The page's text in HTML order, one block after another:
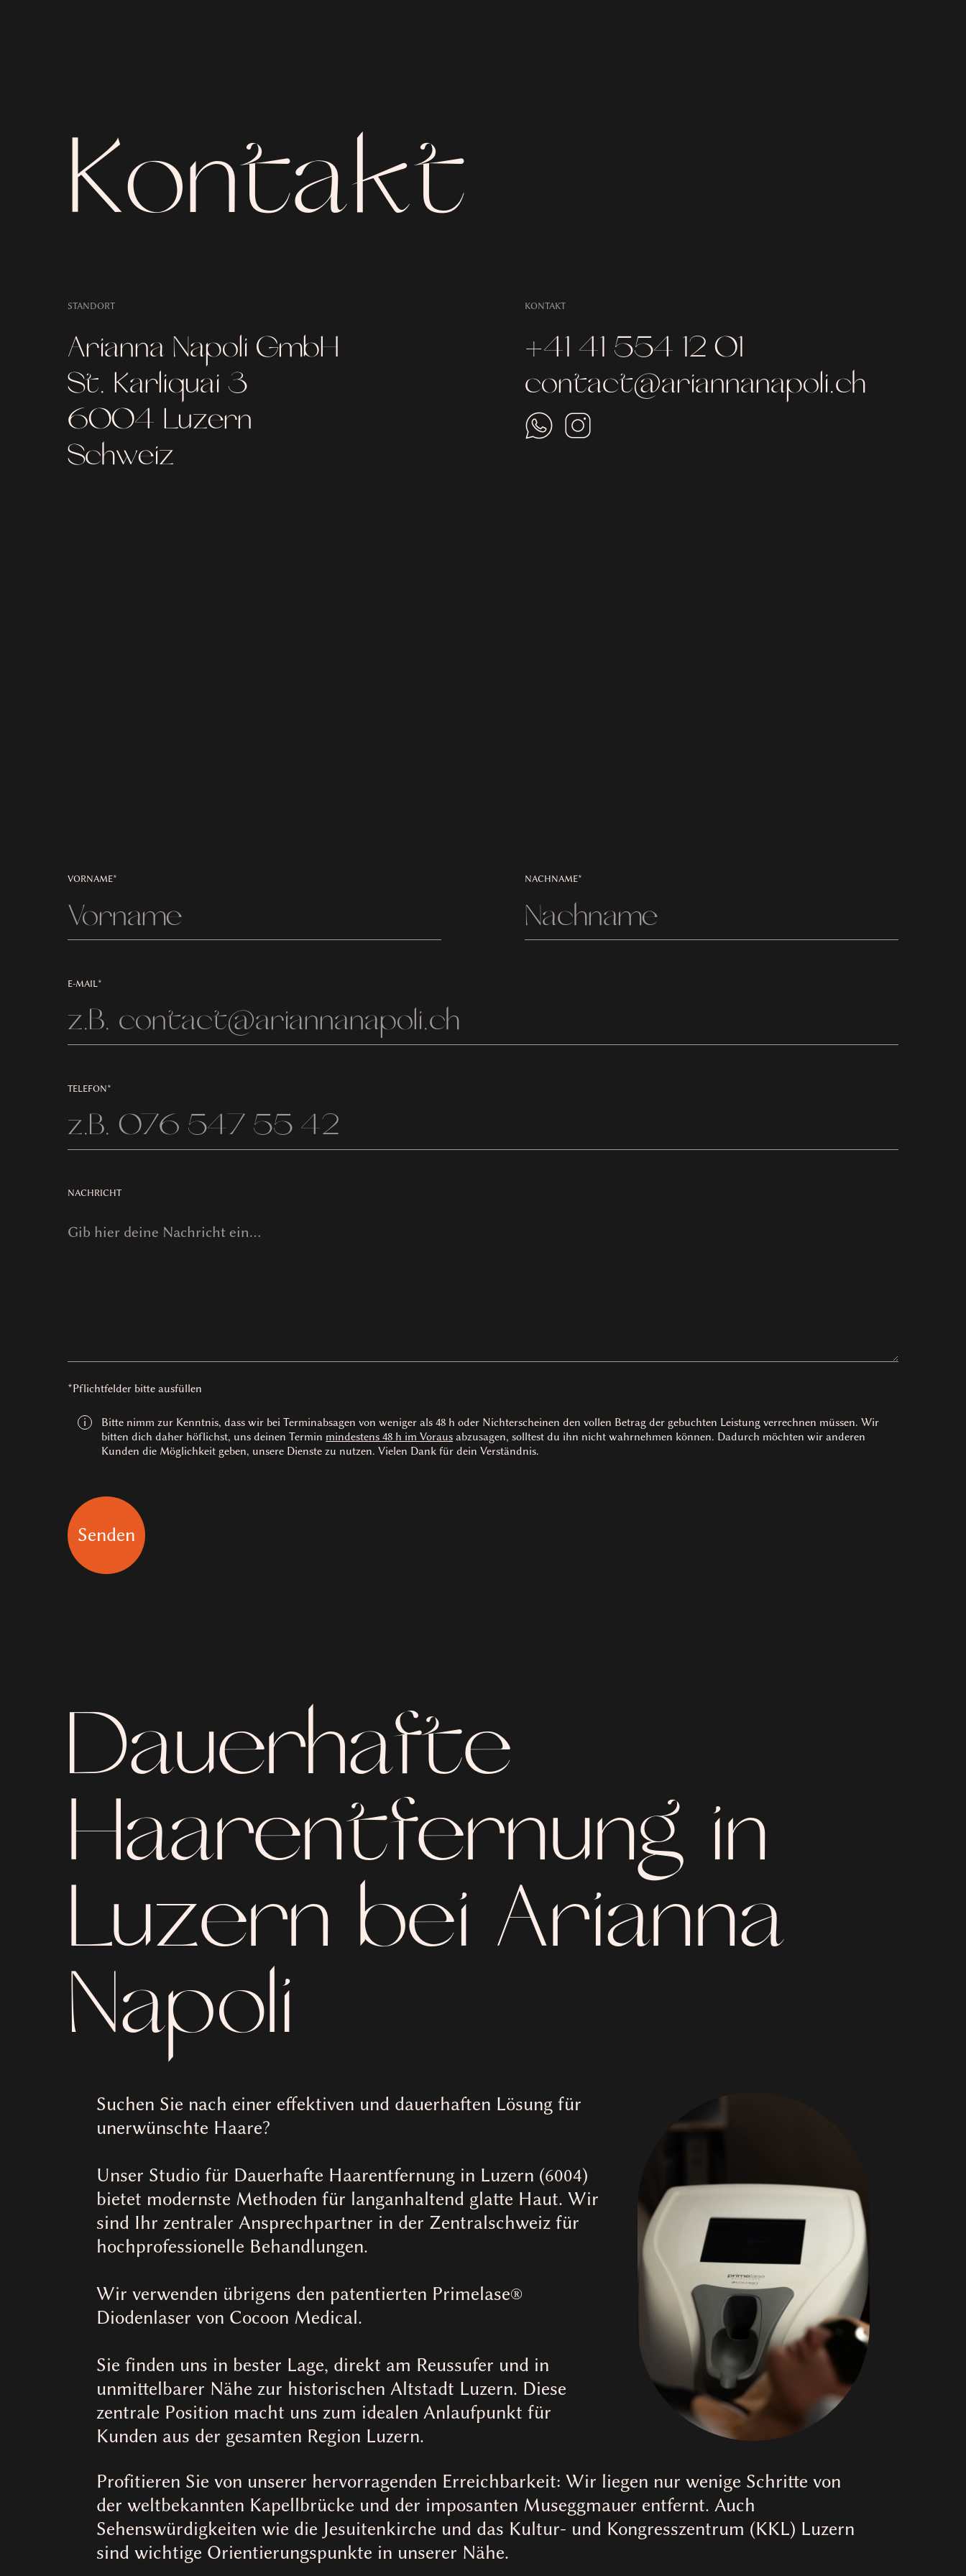
Kontakt
STANDORT
Arianna Napoli GmbH
St. Karliquai 3
6004 Luzern
Schweiz
KONTAKT
+41 41 554 12 01
contact@ariannanapoli.ch
VORNAME* NACHNAME*
E-MAIL*
TELEFON*
NACHRICHT
*Pflichtfelder bitte ausfüllen
i
Bitte nimm zur Kenntnis, dass wir bei Terminabsagen von weniger als 48 h oder Nichterscheinen den vollen Betrag der gebuchten Leistung verrechnen müssen. Wir
bitten dich daher höflichst, uns deinen Termin mindestens 48 h im Voraus abzusagen, solltest du ihn nicht wahrnehmen können. Dadurch möchten wir anderen
Kunden die Möglichkeit geben, unsere Dienste zu nutzen. Vielen Dank für dein Verständnis.
Dauerhafte
Haarentfernung in
Luzern bei Arianna
Napoli
Suchen Sie nach einer effektiven und dauerhaften Lösung für
unerwünschte Haare?
Unser Studio für Dauerhafte Haarentfernung in Luzern (6004)
bietet modernste Methoden für langanhaltend glatte Haut. Wir
sind Ihr zentraler Ansprechpartner in der Zentralschweiz für
hochprofessionelle Behandlungen.
Wir verwenden übrigens den patentierten Primelase®
Diodenlaser von Cocoon Medical.
Sie finden uns in bester Lage, direkt am Reussufer und in
unmittelbarer Nähe zur historischen Altstadt Luzern. Diese
zentrale Position macht uns zum idealen Anlaufpunkt für
Kunden aus der gesamten Region Luzern.
Profitieren Sie von unserer hervorragenden Erreichbarkeit: Wir liegen nur wenige Schritte von
der weltbekannten Kapellbrücke und der imposanten Museggmauer entfernt. Auch
Sehenswürdigkeiten wie die Jesuitenkirche und das Kultur- und Kongresszentrum (KKL) Luzern
sind wichtige Orientierungspunkte in unserer Nähe.